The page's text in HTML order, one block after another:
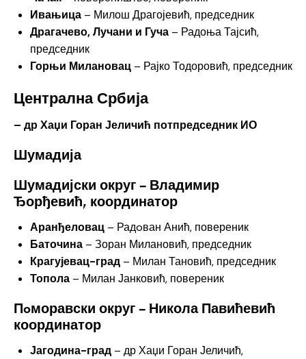
Ивањица – Милош Драгојевић, председник
Драгачево, Лучани и Гуча – Радоња Тајсић,
председник
Горњи Милановац – Рајко Тодоровић, председник
Централна Србија
– дрХаџи Горан Јеличић потпредседник ИО
Шумадија
Шумадијски округ – Владимир
Ђорђевић, координатор
Аранђеловац – Радoван Анић, повереник
Баточина – Зоран Милановић, председник
Крагујевац-град – Милан Тановић, председник
Топола – Милан Јанковић, повереник
Пoморавски округ – Никола Павићевић
координатор
Јагодина-град – др Хаџи Горан Јеличић,